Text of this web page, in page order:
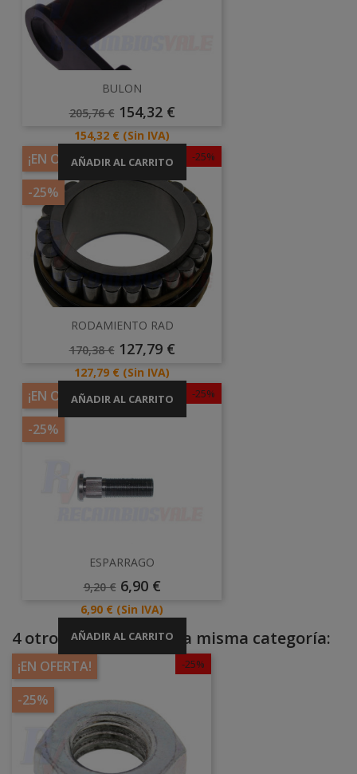
BULON
Precio
205,76 € Precio
154,32 €
Precio
154,32 € (Sin IVA)
AÑADIR AL CARRITO -25%
¡EN OFERTA!
-25%
RODAMIENTO RAD
Precio
170,38 € Precio
127,79 €
Precio
127,79 € (Sin IVA)
AÑADIR AL CARRITO -25%
¡EN OFERTA!
-25%
ESPARRAGO
Precio
9,20 € Precio
6,90 €
Precio
6,90 € (Sin IVA)
AÑADIR AL CARRITO
4 otros productos en la misma categoría:
-25%
¡EN OFERTA!
-25%